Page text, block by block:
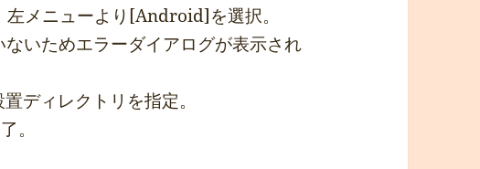
メニューより[Android]を選択。
いためエラーダイアログが表示され
ディレクトリを指定。
。